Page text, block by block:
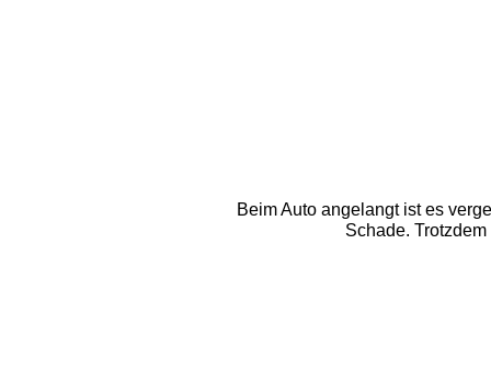
Beim Auto angelangt ist es
Schade.